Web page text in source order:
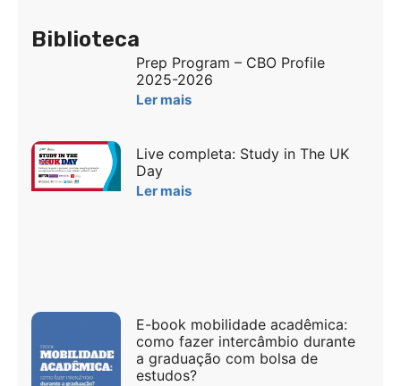
Biblioteca
Prep Program – CBO Profile
2025-2026
Ler mais
Live completa: Study in The UK
Day
Ler mais
E-book mobilidade acadêmica:
como fazer intercâmbio durante
a graduação com bolsa de
estudos?